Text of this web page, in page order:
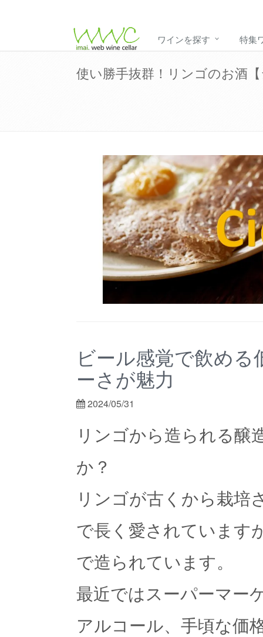
ワインを探す 特集
使い勝手抜群！リンゴのお酒
ビール感覚で飲め
ーさが魅力
2024/05/31
リンゴから造られる醸
か？
リンゴが古くから栽培
で長く愛されています
で造られています。
最近ではスーパーマー
アルコール、手頃な価